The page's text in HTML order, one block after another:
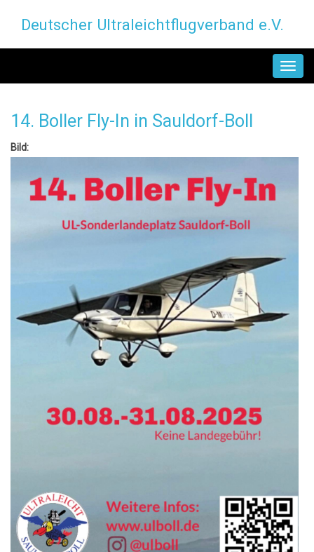
Inhalt
Deutscher Ultraleichtflugverband e.V.
14. Boller Fly-In in Sauldorf-Boll
Bild